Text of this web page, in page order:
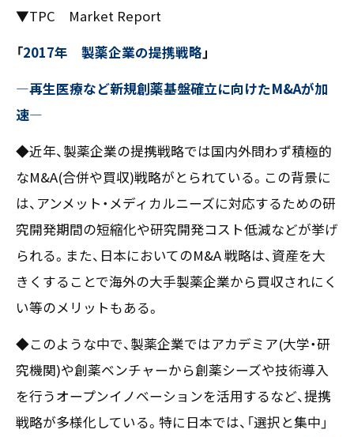
TPCマーケティングリサーチ株式会社
大阪市西区新町2-4-2 なにわ筋SIAビル［Map］
TEL 06-6538-5358（代表）
06-6538-5358
Newsletter
インタビュー
TPCジャーナル
- 人事育成システム
- エントリー一覧
- TPCでの働き方
情報セキュリティ基本方針
コンプライアンス規程
▼TPC Market Report
「2017年 製薬企業の提携戦略 」
―再生医療など新規創薬基盤確立に向けたM&Aが加
速―
◆近年、製薬企業の提携戦略では国内外問わず積極的
なM&A(合併や買収)戦略がとられている。この背景に
は、アンメット・メディカルニーズに対応するための研
究開発期間の短縮化や研究開発コスト低減などが挙げ
られる。また、日本においてのM&A 戦略は、資産を大
きくすることで海外の大手製薬企業から買収されにく
い等のメリットもある。
◆このような中で、製薬企業ではアカデミア(大学・研
究機関)や創薬ベンチャーから創薬シーズや技術導入
を行うオープンイノベーションを活用するなど、提携
戦略が多様化している。特に日本では、「選択と集中」